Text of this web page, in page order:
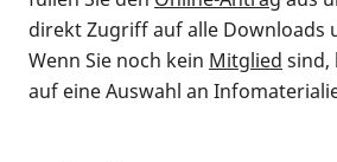
direkt Zugriff auf alle Downloads
Wenn Sie noch kein Mitglied sind,
auf eine Auswahl an